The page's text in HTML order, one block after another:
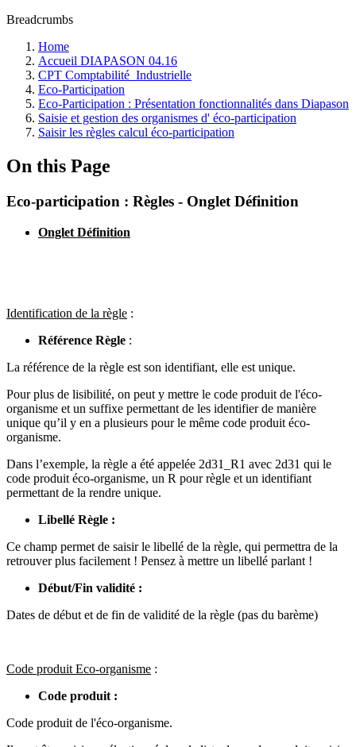
Breadcrumbs
Home
Accueil DIAPASON 04.16
CPT Comptabilité_Industrielle
Eco-Participation
Eco-Participation : Présentation fonctionnalités dans Diapason
Saisie et gestion des organismes d' éco-participation
Saisir les règles calcul éco-participation
On this Page
Eco-participation : Règles - Onglet Définition
Onglet Définition
Identification de la règle :
Référence Règle :
La référence de la règle est son identifiant, elle est unique.
Pour plus de lisibilité, on peut y mettre le code produit de l'éco-
organisme et un suffixe permettant de les identifier de manière
unique qu’il y en a plusieurs pour le même code produit éco-
organisme.
Dans l’exemple, la règle a été appelée 2d31_R1 avec 2d31 qui le
code produit éco-organisme, un R pour règle et un identifiant
permettant de la rendre unique.
Libellé Règle :
Ce champ permet de saisir le libellé de la règle, qui permettra de la
retrouver plus facilement ! Pensez à mettre un libellé parlant !
Début/Fin validité :
Dates de début et de fin de validité de la règle (pas du barème)
Code produit Eco-organisme :
Code produit :
Code produit de l'éco-organisme.